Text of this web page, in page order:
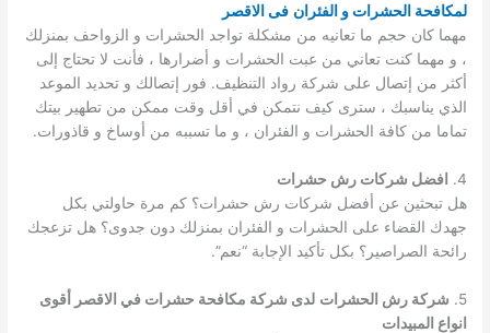
لمكافحة الحشرات و الفئران فى الاقصر
مهما كان حجم ما تعانيه من مشكلة تواجد الحشرات و الزواحف بمنزلك
، و مهما كنت تعاني من عبت الحشرات و أضرارها ، فأنت لا تحتاج إلى
أكثر من إتصال على شركة رواد التنظيف. فور إتصالك و تحديد الموعد
الذي يناسبك ، سترى كيف نتمكن في أقل وقت ممكن من تطهير بيتك
تماما من كافة الحشرات و الفئران ، و ما تسببه من أوساخ و قاذورات.
4.
افضل شركات رش حشرات
هل تبحثين عن أفضل شركات رش حشرات؟ كم مرة حاولتي بكل
جهدك القضاء على الحشرات و الفئران بمنزلك دون جدوى؟ هل تزعجك
رائحة الصراصير؟ بكل تأكيد الإجابة “نعم”.
5. شركة رش الحشرات لدى شركة مكافحة حشرات في الاقصر أقوى
انواع المبيدات